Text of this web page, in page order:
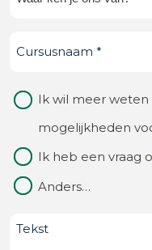
je
van?
(Vereist)
Cursusnaam (Vereist)
Waarom
contact
Ik wil meer
mogelijkheden
Ik heb een vraag
Anders…
Bericht